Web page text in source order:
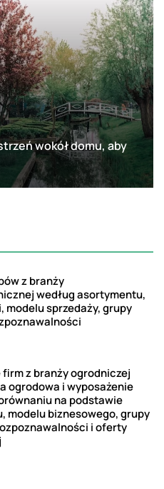
wokół domu, aby
z branży
według asortymentu,
modelu sprzedaży, grupy
z branży ogrodniczej
ogrodowa i wyposażenie
na podstawie
modelu biznesowego, grupy
i oferty